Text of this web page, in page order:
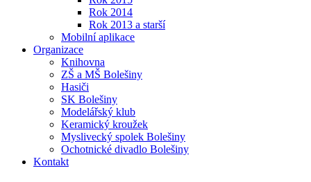
Rok 2014
Rok 2013 a starší
Mobilní aplikace
Organizace
Knihovna
ZŠ a MŠ Bolešiny
Hasiči
SK Bolešiny
Modelářský klub
Keramický kroužek
Myslivecký spolek Bolešiny
Ochotnické divadlo Bolešiny
Kontakt